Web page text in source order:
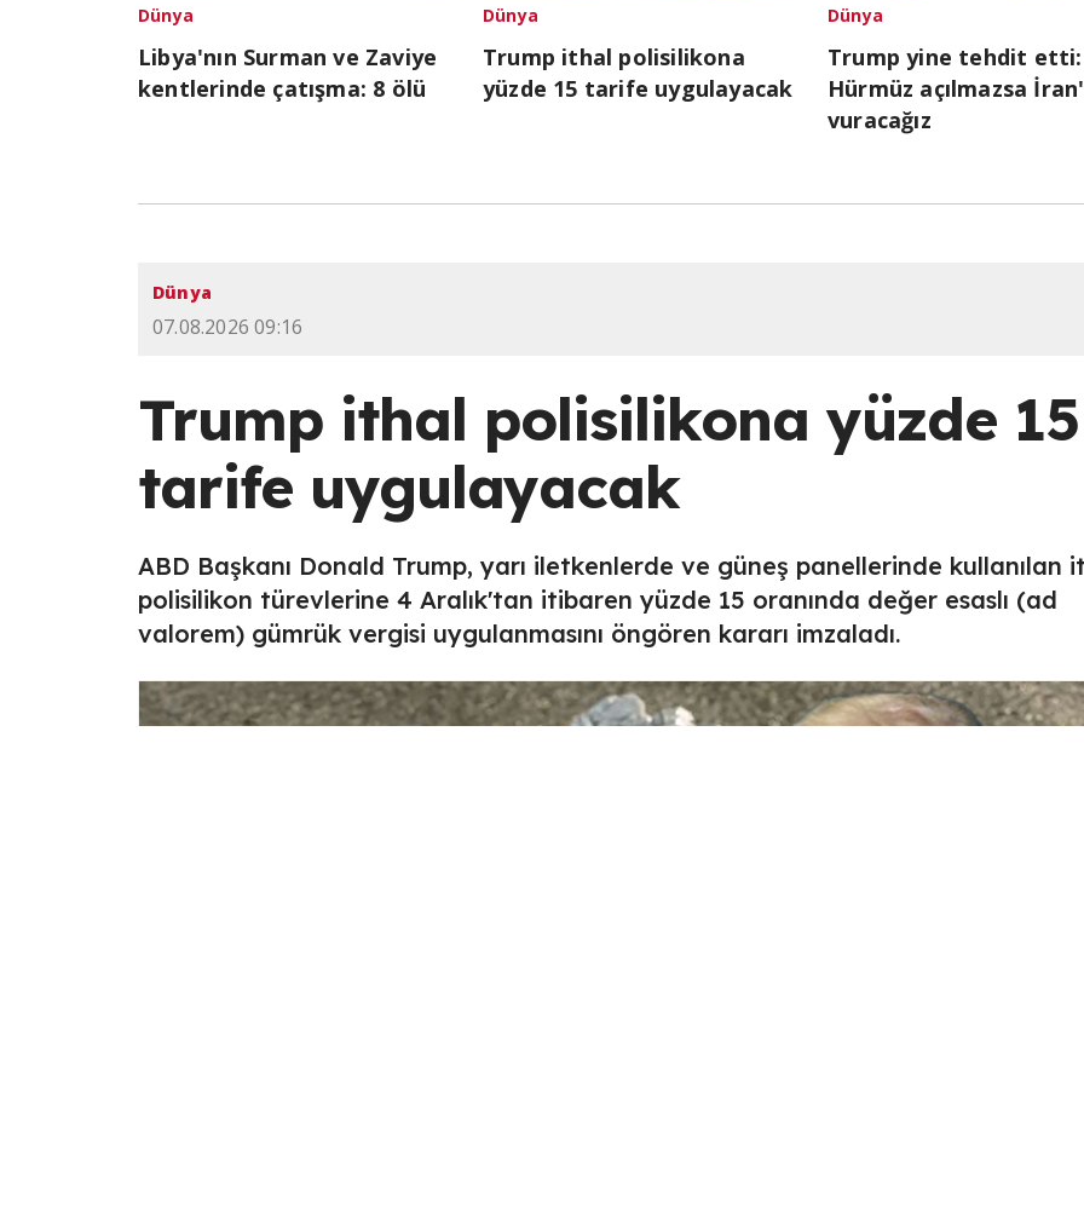
Dünya
Libya'nın Surman ve Zaviye
kentlerinde çatışma: 8 ölü
Dünya
Trump ithal polisilikona
yüzde 15 tarife uygulayacak
Dünya
Trump yine tehdit etti:
Hürmüz açılmazsa
vuracağız
Dünya
07.08.2026 09:16
Trump ithal polisilikona yüzde 15
tarife uygulayacak
ABD Başkanı Donald Trump, yarı iletkenlerde ve güneş panellerinde kullanılan
polisilikon türevlerine 4 Aralık'tan itibaren yüzde 15 oranında değer esaslı (ad
valorem) gümrük vergisi uygulanmasını öngören kararı imzaladı.